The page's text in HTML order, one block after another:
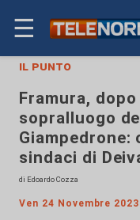
☰
il punto
Framura,
sopralluogo
sindaci di
di Edoardo Cozza
Ven 24 Novembre 2023